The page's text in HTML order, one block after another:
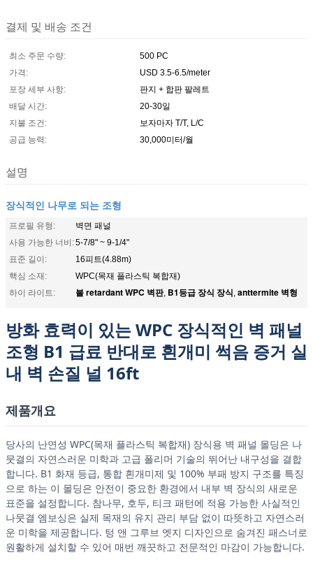
결제 및 배송 조건
최소 주문 수량:
500 PC
가격:
USD 3.5-6.5/meter
포장 세부 사항:
판지 + 합판 팔레트
배달 시간:
20-30일
지불 조건:
보자마자 T/T, L/C
공급 능력:
30,000미터/월
설명
장식적인 나무로 되는 조형
프로필 유형:
벽면 패널
사용 가능한 너비:5-7/8" ~ 9-1/4"
표준 길이:
16피트(4.88m)
핵심 소재:
WPC(목재 플라스틱 복합재)
하이 라이트:
불 retardant WPC 벽판, B1등급 장식 장식, anttermite 벽형
방화 효력이 있는 WPC 장식적인 벽 패널
조형 B1 급료 반대로 흰개미 썩음 증거 실
내 벽 손질 널 16ft
제품개요
당사의 난연성 WPC(목재 플라스틱 복합재) 장식용 벽 패널 몰딩은 나
뭇결의 자연스러운 미학과 고급 폴리머 기술의 뛰어난 내구성을 결합
합니다. B1 화재 등급, 통합 흰개미제 및 100% 부패 방지 구조를 특징
으로 하는 이 몰딩은 안전이 중요한 환경에서 내부 벽 장식의 새로운
표준을 설정합니다. 참나무, 호두, 티크 패턴에 적용 가능한 사실적인
나뭇결 엠보싱은 실제 목재의 유지 관리 부담 없이 따뜻하고 자연스러
운 미학을 제공합니다. 텅 앤 그루브 엣지 디자인으로 숨겨진 패스너로
원활하게 설치할 수 있어 매번 깨끗하고 전문적인 마감이 가능합니다.